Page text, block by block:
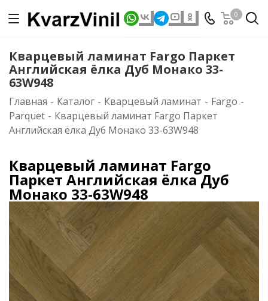
0
Кварцевый ламинат Fargo Паркет
Английская ёлка Дуб Монако 33-
63W948
Главная - Каталог - Кварцевый ламинат - Fargo -
Parquet - Кварцевый ламинат Fargo Паркет
Английская ёлка Дуб Монако 33-63W948
Кварцевый ламинат Fargo
Паркет Английская ёлка Дуб
Монако 33-63W948